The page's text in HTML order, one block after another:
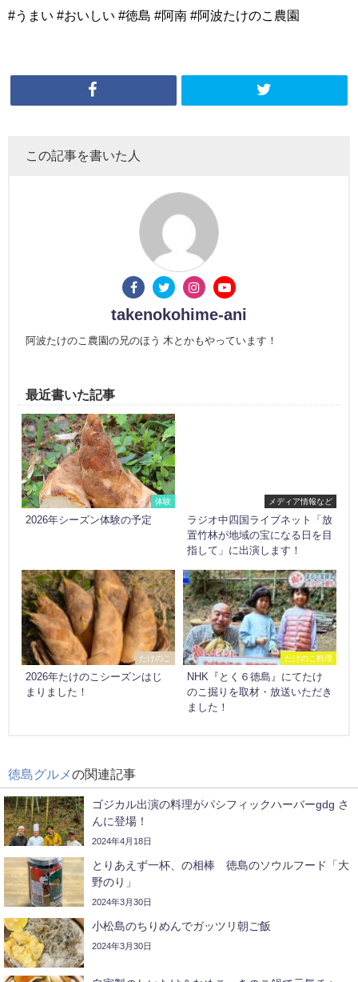
#うまい #おいしい #徳島 #阿南 #阿波たけのこ農園
この記事を書いた人
takenokohime-ani
阿波たけのこ農園の兄のほう 木とかもやっています！
最近書いた記事
体験
2026年シーズン体験の予定
メディア情報など
ラジオ中四国ライブネット「放
置竹林が地域の宝になる日を目
指して」に出演します！
たけのこ
2026年たけのこシーズンはじ
まりました！
たけのこ料理
NHK『とく６徳島』にてたけ
のこ掘りを取材・放送いただき
ました！
徳島グルメの関連記事
ゴジカル出演の料理がパシフィックハーバーgdg さ
んに登場！
2024年4月18日
とりあえず一杯、の相棒 徳島のソウルフード「大
野のり」
2024年3月30日
小松島のちりめんでガッツリ朝ご飯
2024年3月30日